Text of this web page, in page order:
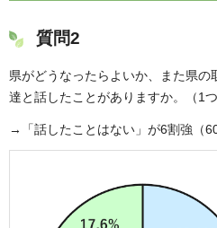
質問2
県がどうなったらよいか、また県
達と話したことがありますか。（1
→「話したことはない」が6割強（